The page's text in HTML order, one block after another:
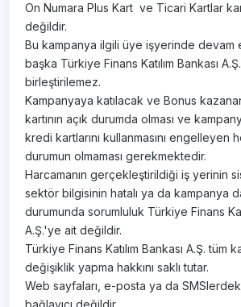
On Numara Plus Kart ve Ticari Kartlar
değildir.
Bu kampanya ilgili üye işyerinde devam
başka Türkiye Finans Katılım Bankası
birleştirilemez.
Kampanyaya katılacak ve Bonus
kartının açık durumda olması ve
kredi kartlarını kullanmasını engelleyen
durumun olmaması gerekmektedir.
Harcamanın gerçekleştirildiği iş yerinin
sektör bilgisinin hatalı ya da kampanya
durumunda sorumluluk Türkiye Finans
A.Ş.'ye ait değildir.
Türkiye Finans Katılım Bankası A.Ş. tüm
değişiklik yapma hakkını saklı tutar.
Web sayfaları, e-posta ya da SMSlerdeki